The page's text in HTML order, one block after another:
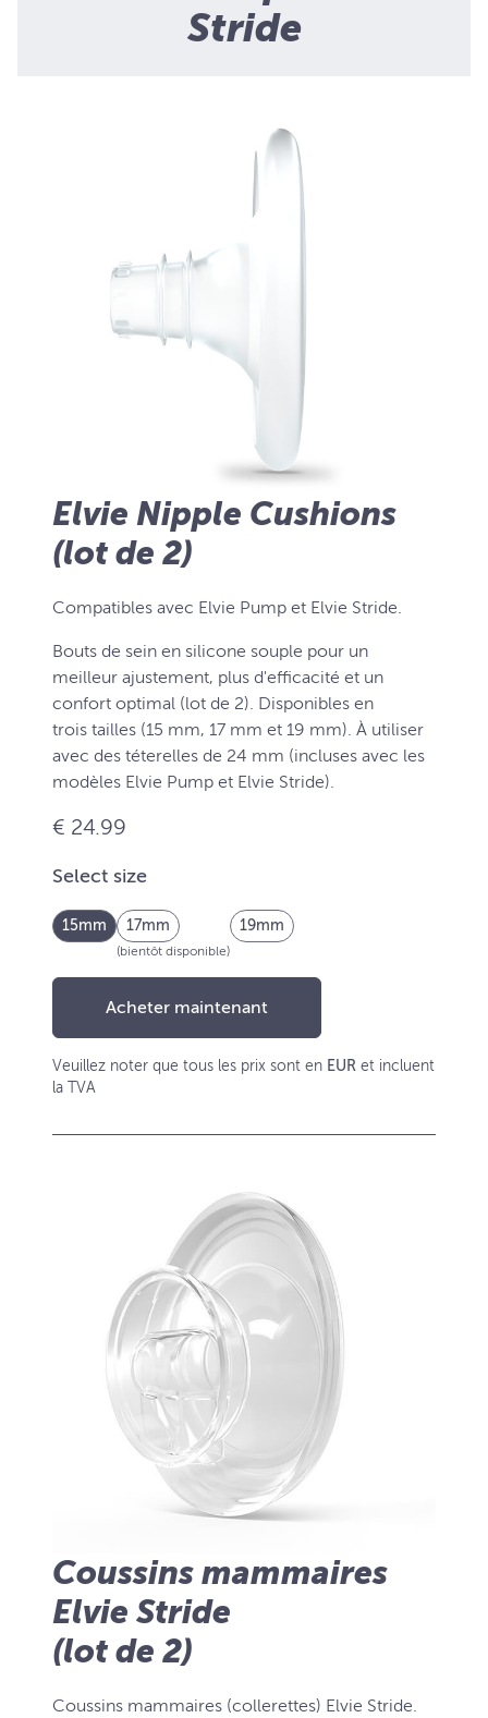
Stride
Elvie Nipple Cushions
(lot de 2)
Compatibles avec Elvie Pump et Elvie Stride.
Bouts de sein en silicone souple pour un
meilleur ajustement, plus d'efficacité et un
confort optimal (lot de 2). Disponibles en
trois tailles (15 mm, 17 mm et 19 mm). À utiliser
avec des téterelles de 24 mm (incluses avec les
modèles Elvie Pump et Elvie Stride).
€ 24.99
Select size
15mm 17mm
(bientôt disponible)
19mm
Acheter maintenant
Veuillez noter que tous les prix sont en EUR et incluent
la TVA
Coussins mammaires
Elvie Stride
(lot de 2)
Coussins mammaires (collerettes) Elvie Stride.